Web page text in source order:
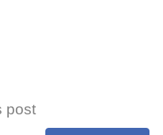
post